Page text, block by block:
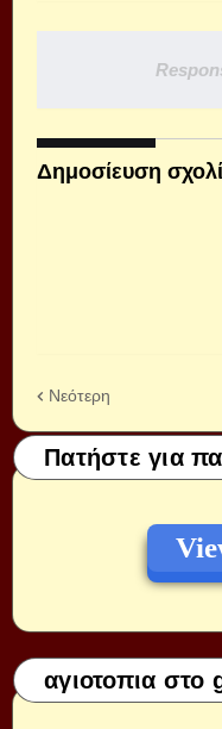
Δημοσίευση
Νεότερη
Πατήστε για
αγιοτοπια στο